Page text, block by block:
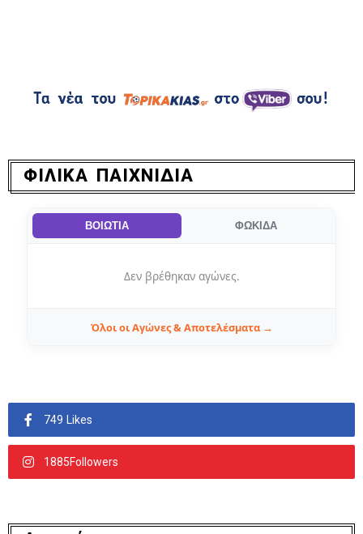
ΦΙΛΙΚΑ ΠΑΙΧΝΙΔΙΑ
ΒΟΙΩΤΙΑ ΦΩΚΙΔΑ
Δεν βρέθηκαν αγώνες.
Όλοι οι Αγώνες & Αποτελέσματα →
749 Likes
1885Followers